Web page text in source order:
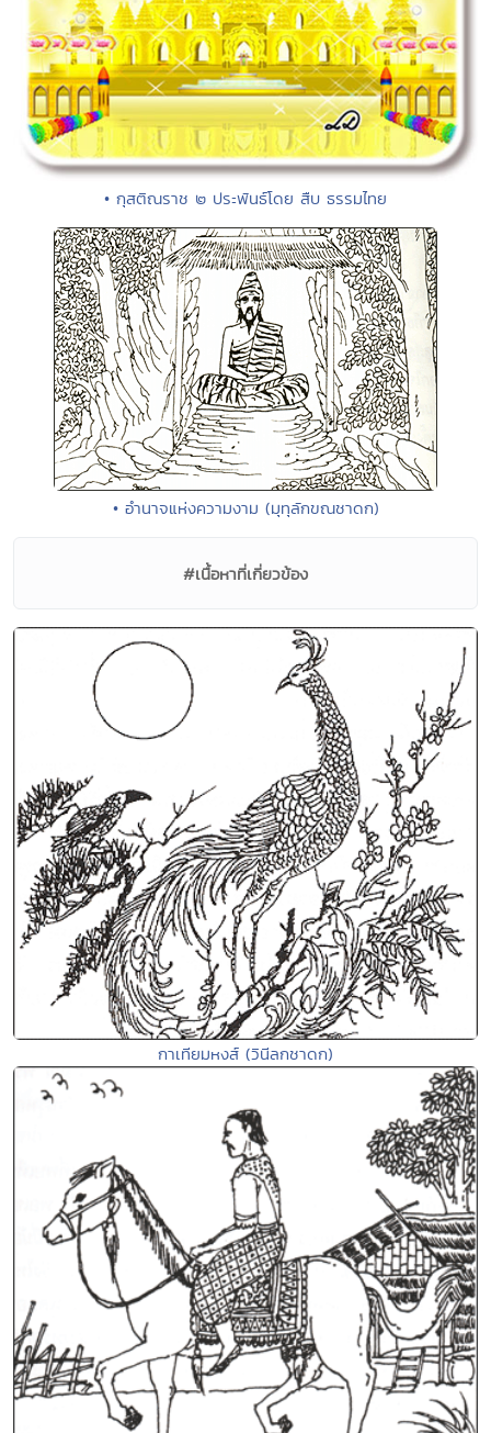
• กุสติณราช ๒ ประพันธ์โดย สืบ ธรรมไทย
• อำนาจแห่งความงาม (มุทุลักขณชาดก)
#เนื้อหาที่เกี่ยวข้อง
กาเทียมหงส์ (วินีลกชาดก)